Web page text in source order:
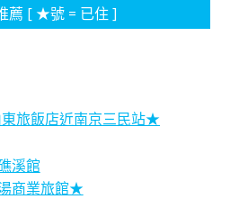
薦 [ ★號 = 已住 ]
東旅飯店近南京三民站★
溪館
商業旅館★